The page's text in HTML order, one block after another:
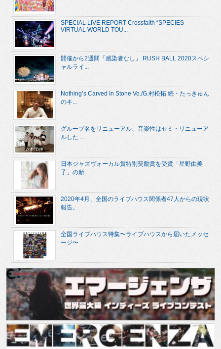
SPECIAL LIVE REPORT Crossfaith “SPECIES
VIRTUAL WORLD TOU...
開催から2週間「感染者なし」 RUSH BALL 2020スペシ
ャルライ...
Nothing’s Carved In Stone Vo./G.村松拓 続・たっきゅん
のキ...
グループ名をリニューアル、音楽性はセミ・リニューア
ルした ...
日本ジャズヴォーカル賞特別奨励賞を受賞「星野由美
子」の新...
2020年4月、全国のライブハウス関係者47人からの現状
報告。
全国ライブハウス特集〜ライブハウスから届いたメッセ
ージ〜